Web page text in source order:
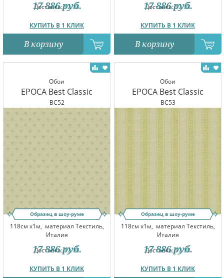
Доставка:12.08
КУПИТЬ В 1 КЛИК
17 886 руб.
В корзину
Доставка:12.08
КУПИТЬ В 1 КЛИК
17 886 руб.
В корзину
Обои
EPOCA Best Classic
BC52
Образец в шоу-руме
118см x1м, материал Текстиль,
Италия
Доставка:12.08
КУПИТЬ В 1 КЛИК
17 886 руб.
Обои
EPOCA Best Classic
BC53
Образец в шоу-руме
118см x1м, материал Текстиль,
Италия
Доставка:12.08
КУПИТЬ В 1 КЛИК
17 886 руб.